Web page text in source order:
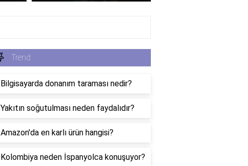
Trend
Bilgisayarda donanım taraması nedir?
Yakıtın soğutulması neden faydalıdır?
Amazon'da en karlı ürün hangisi?
Kolombiya neden İspanyolca konuşuyor?